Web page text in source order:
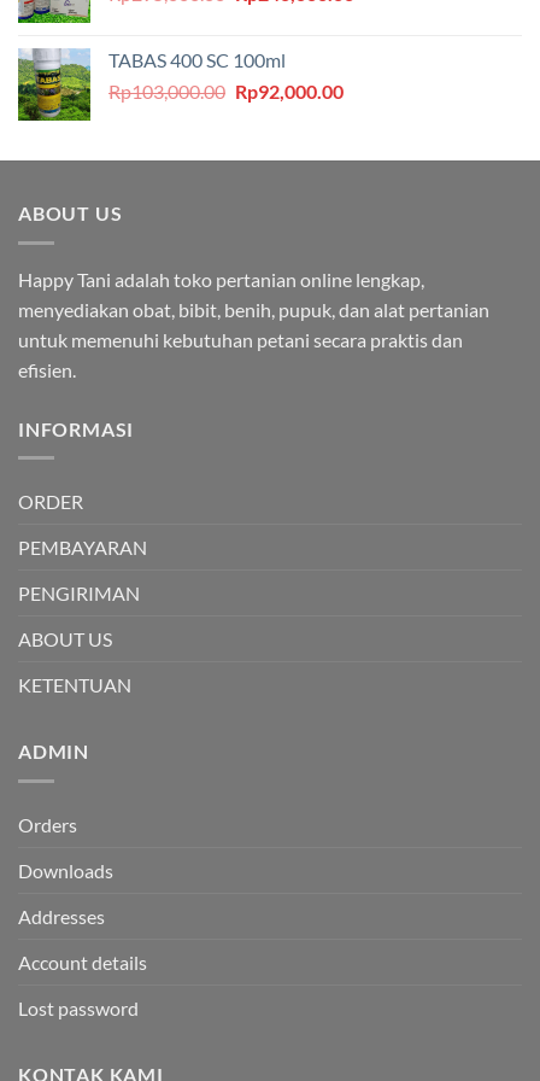
Rp295,000.00.
TABAS 400 SC 100ml
Rp103,000.00 Harga
Rp103,000.00.
Rp92,000.00Harga
adalah:
ABOUT US
Happy Tani adalah toko pertanian online lengkap,
menyediakan obat, bibit, benih, pupuk, dan alat pertanian
untuk memenuhi kebutuhan petani secara praktis dan
efisien.
INFORMASI
ORDER
PEMBAYARAN
PENGIRIMAN
ABOUT US
KETENTUAN
ADMIN
Orders
Downloads
Addresses
Account details
Lost password
KONTAK KAMI